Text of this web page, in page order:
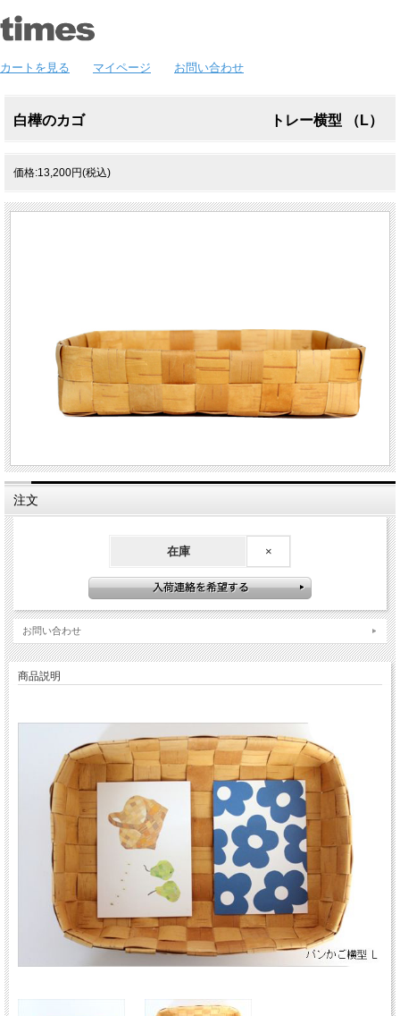
カートを見る マイページ お問い合わせ
白樺のカゴ トレー横型 （L）
価格:13,200円(税込)
注文
在庫 ×
お問い合わせ
商品説明